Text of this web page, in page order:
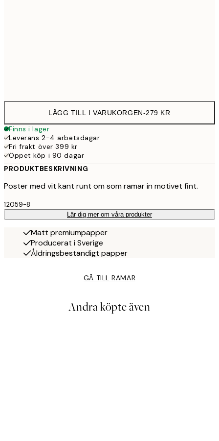
LÄGG TILL I VARUKORGEN-279 KR
Finns i lager
Leverans 2-4 arbetsdagar
Fri frakt över 399 kr
Öppet köp i 90 dagar
PRODUKTBESKRIVNING
Poster med vit kant runt om som ramar in motivet fint.
12059-8
Lär dig mer om våra produkter
Matt premiumpapper
Producerat i Sverige
Åldringsbeständigt papper
GÅ TILL RAMAR
Andra köpte även